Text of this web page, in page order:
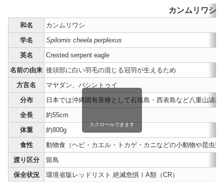
カンムリワシ
和名
カンムリワシ
学名
Spilornis cheela perplexus
英名
Crested serpent eagle
名前の由来 後頭部に白い羽毛の混じる冠羽が生えるため
方言名
マヤダン、バシントゥイ
分布
日本では沖縄固有亜種として石垣島・西表島など八重山諸
全長
約55cm
体重
約800g
食性
動物食（ヘビ・カエル・トカゲ・カニなどの小動物や昆虫類
渡り区分
留鳥
保全状況
環境省版レッドリスト 絶滅危惧ⅠA類（CR）
スクロールできます